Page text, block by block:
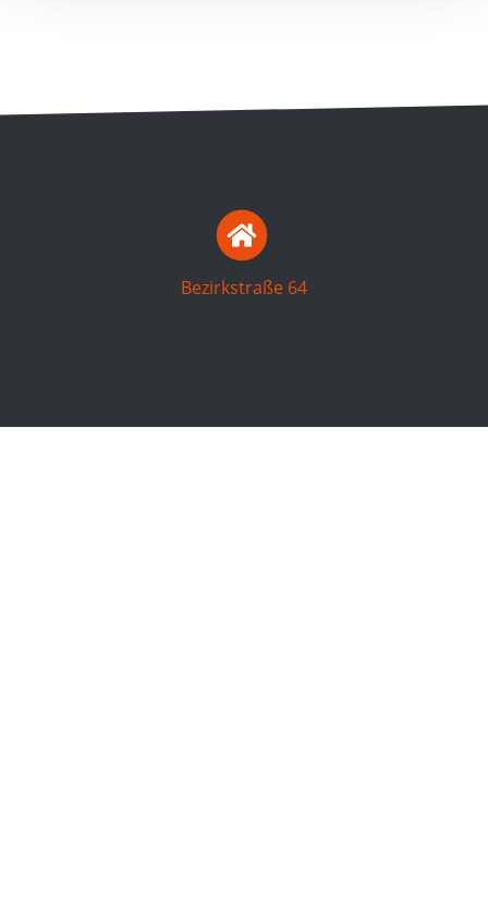
Bezirkstraße 64